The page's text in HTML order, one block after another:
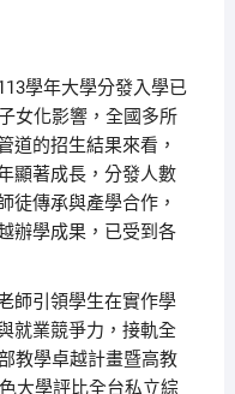
學年大學分發入學已
女化影響，全國多所
道的招生結果來看，
顯著成長，分發人數
徒傳承與產學合作，
辦學成果，已受到各
師引領學生在實作學
就業競爭力，接軌全
教學卓越計畫暨高教
大學評比全台私立綜